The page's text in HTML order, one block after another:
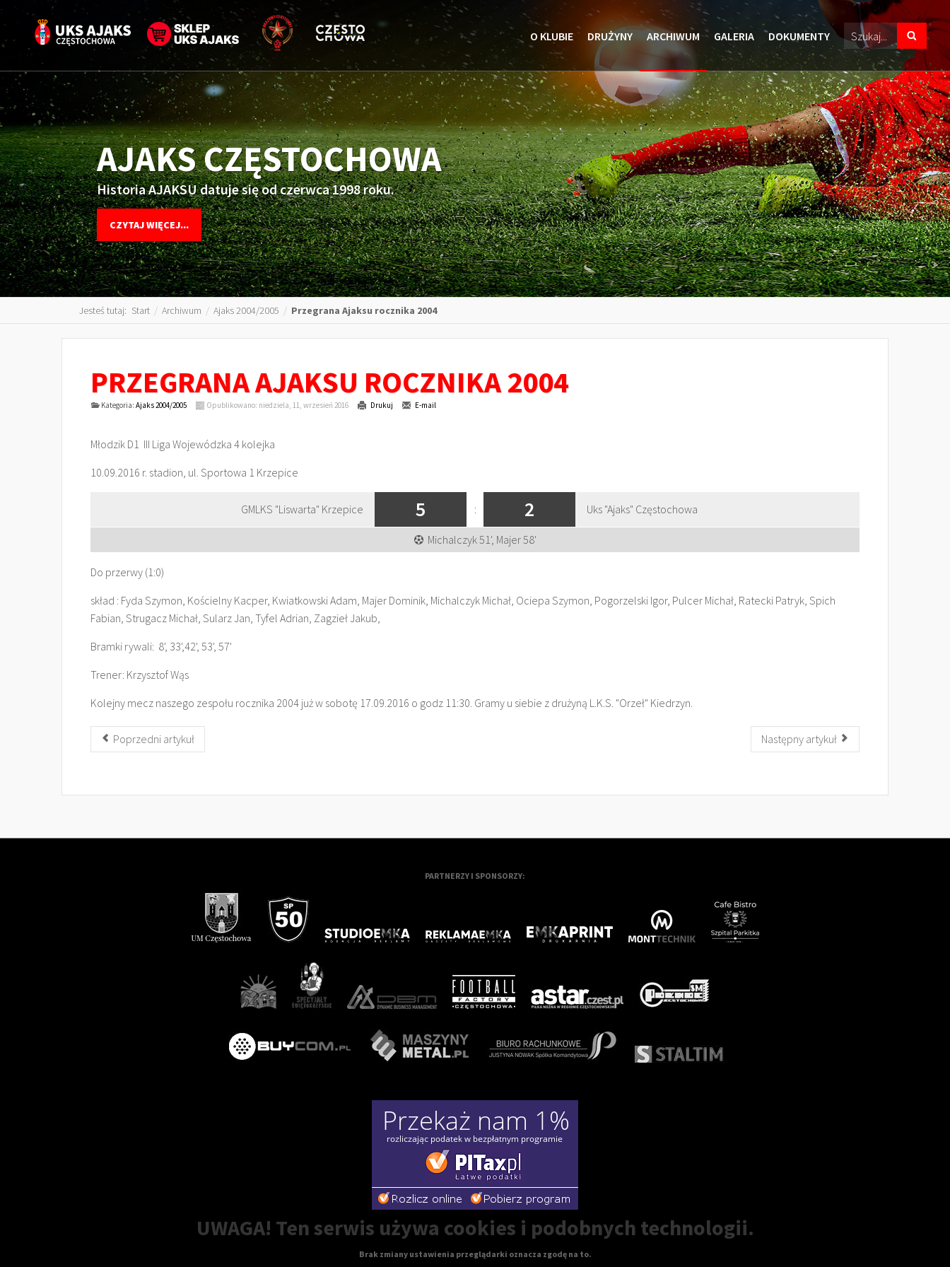
O KLUBIE DRUŻYNY ARCHIWUM GALERIA DOKUMENTY
AJAKS CZĘSTOCHOWA
Historia AJAKSU datuje się od czerwca 1998 roku.
CZYTAJ WIĘCEJ...
Jesteś tutaj: Start / Archiwum / Ajaks 2004/2005 / Przegrana Ajaksu rocznika 2004
PRZEGRANA AJAKSU ROCZNIKA 2004
Kategoria: Ajaks 2004/2005 Opublikowano: niedziela, 11, wrzesień 2016 Drukuj E-mail
Młodzik D1 III Liga Wojewódzka 4 kolejka
10.09.2016 r. stadion, ul. Sportowa 1 Krzepice
GMLKS "Liswarta" Krzepice 5 : 2 Uks "Ajaks" Częstochowa
Michalczyk 51', Majer 58'
Do przerwy (1:0)
skład : Fyda Szymon, Kościelny Kacper, Kwiatkowski Adam, Majer Dominik, Michalczyk Michał, Ociepa Szymon, Pogorzelski Igor, Pulcer Michał, Ratecki Patryk, Spich
Fabian, Strugacz Michał, Sularz Jan, Tyfel Adrian, Zagzieł Jakub,
Bramki rywali: 8', 33',42', 53', 57'
Trener: Krzysztof Wąs
Kolejny mecz naszego zespołu rocznika 2004 już w sobotę 17.09.2016 o godz 11:30. Gramy u siebie z drużyną L.K.S. "Orzeł" Kiedrzyn.
Poprzedni artykuł Następny artykuł
PARTNERZY I SPONSORZY:
UWAGA! Ten serwis używa cookies i podobnych technologii.
Brak zmiany ustawienia przeglądarki oznacza zgodę na to.